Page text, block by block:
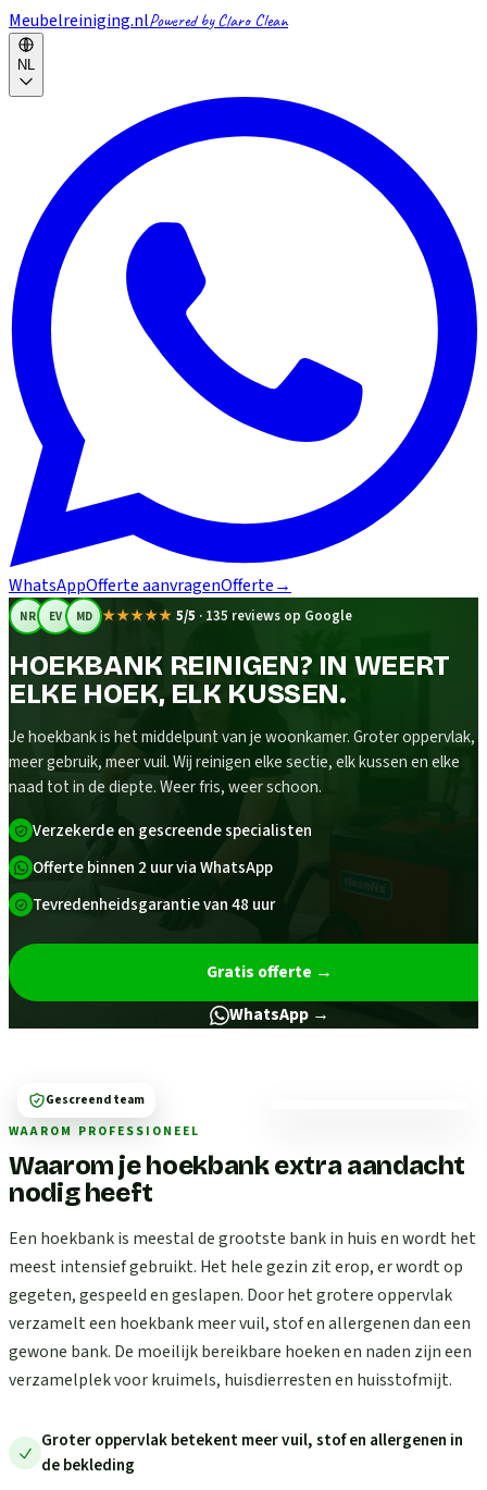
Meubelreiniging.nlPowered by Claro Clean
NL
WhatsAppOfferte aanvragenOfferte→
NR EV MD ★★★★★ 5/5 · 135 reviews op Google
HOEKBANK REINIGEN? IN WEERT
ELKE HOEK, ELK KUSSEN.
Je hoekbank is het middelpunt van je woonkamer. Groter oppervlak,
meer gebruik, meer vuil. Wij reinigen elke sectie, elk kussen en elke
naad tot in de diepte. Weer fris, weer schoon.
Verzekerde en gescreende specialisten
Offerte binnen 2 uur via WhatsApp
Tevredenheidsgarantie van 48 uur
Gratis offerte →
WhatsApp →
WAAROM PROFESSIONEEL
Waarom je hoekbank extra aandacht
nodig heeft
Een hoekbank is meestal de grootste bank in huis en wordt het
meest intensief gebruikt. Het hele gezin zit erop, er wordt op
gegeten, gespeeld en geslapen. Door het grotere oppervlak
verzamelt een hoekbank meer vuil, stof en allergenen dan een
gewone bank. De moeilijk bereikbare hoeken en naden zijn een
verzamelplek voor kruimels, huisdierresten en huisstofmijt.
Groter oppervlak betekent meer vuil, stof en allergenen in
de bekleding
Gescreend team